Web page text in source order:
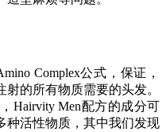
Complex公式，保证，
的所有物质需要的头发。
Hairvity Men配方的成分可
种活性物质，其中我们发现